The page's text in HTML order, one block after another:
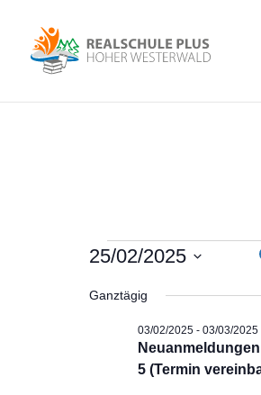
25/02/2025
Datum
Ganztägig
5 (Termin
03/02/2025- 03/03/2025